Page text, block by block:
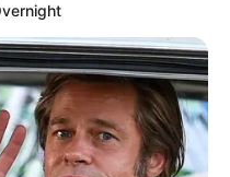
ígérete: 2027-től